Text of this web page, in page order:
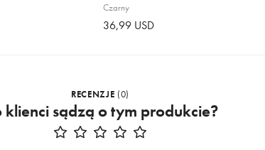
Czarny
36,99 USD
RECENZJE (0)
klienci sądzą o tym produkcie?